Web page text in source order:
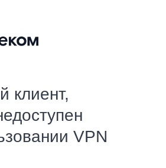
клиент,
VPN